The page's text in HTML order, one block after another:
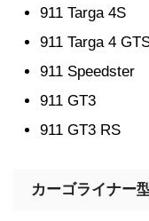
911 Targa 4S
911 Targa 4
911 Speedster
911 GT3
911 GT3 RS
カーゴライナー